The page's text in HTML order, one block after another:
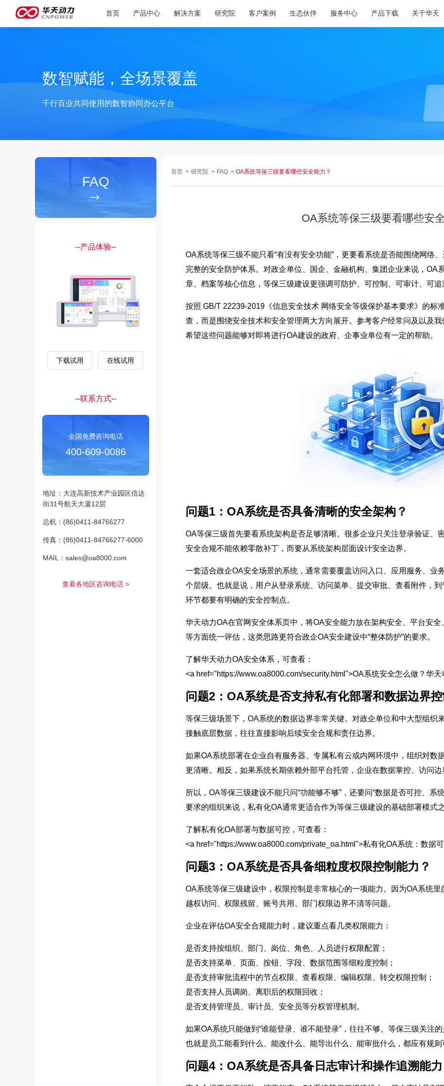
首页 产品中心 解决方案 研究院 客户案例 生态伙伴 服务中心 产品下载 关于华天
数智赋能，全场景覆盖
千行百业共同使用的数智协同办公平台
FAQ
--产品体验--
下载试用 在线试用
--联系方式--
全国免费咨询电话
400-609-0086
地址：大连高新技术产业园区信达
街31号航天大厦12层
总机：(86)0411-84766277
传真：(86)0411-84766277-6000
MAIL：sales@oa8000.com
查看各地区咨询电话 >
首页 > 研究院 > FAQ > OA系统等保三级要看哪些安全能力？
OA系统等保三级要看哪些安
OA系统等保三级不能只看“有没有安全功能”，更要看系统是否能围绕网络
完整的安全防护体系。对政企单位、国企、金融机构、集团企业来说，OA
章、档案等核心信息，等保三级建设更强调可防护、可控制、可审计、可追
按照 GB/T 22239-2019《信息安全技术 网络安全等级保护基本要求》的标
查，而是围绕安全技术和安全管理两大方向展开。参考客户经常问及以及
希望这些问题能够对即将进行OA建设的政府、企事业单位有一定的帮助。
问题1：OA系统是否具备清晰的安全架构？
OA等保三级首先要看系统架构是否足够清晰。很多企业只关注登录验证、
安全合规不能依赖零散补丁，而要从系统架构层面设计安全边界。
一套适合政企OA安全场景的系统，通常需要覆盖访问入口、应用服务、业
个层级。也就是说，用户从登录系统、访问菜单、提交审批、查看附件，
环节都要有明确的安全控制点。
华天动力OA在官网安全体系页中，将OA安全能力放在架构安全、平台安
等方面统一评估，这类思路更符合政企OA安全建设中“整体防护”的要求。
了解华天动力OA安全体系，可查看：
<a href="https://www.oa8000.com/security.html">OA系统安全怎么做？华
问题2：OA系统是否支持私有化部署和数据边界控
等保三级场景下，OA系统的数据边界非常关键。对政企单位和中大型组织
接触底层数据，往往直接影响后续安全合规和责任边界。
如果OA系统部署在企业自有服务器、专属私有云或内网环境中，组织对数
更清晰。相反，如果系统长期依赖外部平台托管，企业在数据掌控、访问边
所以，OA等保三级建设不能只问“功能够不够”，还要问“数据是否可控、系
要求的组织来说，私有化OA通常更适合作为等保三级建设的基础部署模式之
了解私有化OA部署与数据可控，可查看：
<a href="https://www.oa8000.com/private_oa.html">私有化OA系统：数据
问题3：OA系统是否具备细粒度权限控制能力？
OA系统等保三级建设中，权限控制是非常核心的一项能力。因为OA系统
越权访问、权限残留、账号共用、部门权限边界不清等问题。
企业在评估OA安全合规能力时，建议重点看几类权限能力：
是否支持按组织、部门、岗位、角色、人员进行权限配置；
是否支持菜单、页面、按钮、字段、数据范围等细粒度控制；
是否支持审批流程中的节点权限、查看权限、编辑权限、转交权限控制；
是否支持人员调岗、离职后的权限回收；
是否支持管理员、审计员、安全员等分权管理机制。
如果OA系统只能做到“谁能登录、谁不能登录”，往往不够。等保三级关注
也就是员工能看到什么、能改什么、能导出什么、能审批什么，都应有规则
问题4：OA系统是否具备日志审计和操作追溯能力